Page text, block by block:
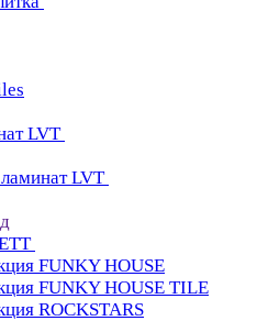
LVT
LVT
FUNKY HOUSE
FUNKY HOUSE TILE
ROCKSTARS